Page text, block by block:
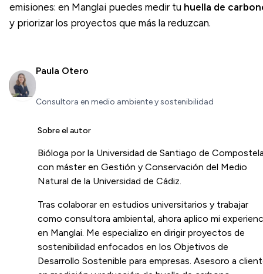
emisiones: en Manglai puedes medir tu huella de
y priorizar los proyectos que más la reduzcan.
Paula Otero
Consultora en medio ambiente y sostenibilidad
Sobre el autor
Bióloga por la Universidad de Santiago de
con máster en Gestión y Conservación del Medio
Natural de la Universidad de Cádiz.
Tras colaborar en estudios universitarios y trabajar
como consultora ambiental, ahora aplico mi
en Manglai. Me especializo en dirigir proyectos de
sostenibilidad enfocados en los Objetivos de
Desarrollo Sostenible para empresas. Asesoro a